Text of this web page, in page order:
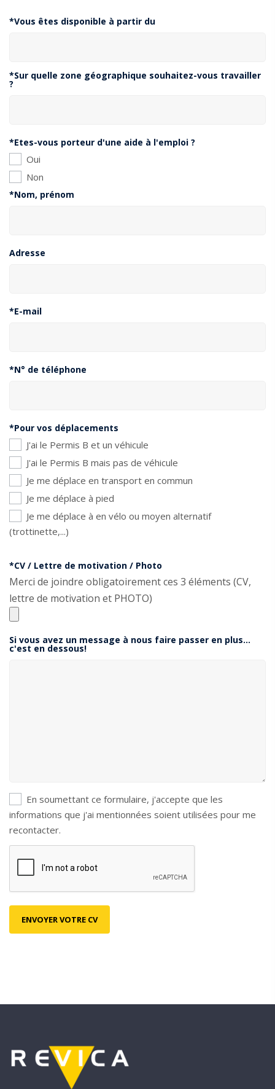
*Vous êtes disponible à partir du
*Sur quelle zone géographique souhaitez-vous travailler
?
*Etes-vous porteur d'une aide à l'emploi ?
Oui
Non
*Nom, prénom
Adresse
*E-mail
*N° de téléphone
*Pour vos déplacements
J'ai le Permis B et un véhicule
J'ai le Permis B mais pas de véhicule
Je me déplace en transport en commun
Je me déplace à pied
Je me déplace à en vélo ou moyen alternatif
(trottinette,...)
*CV / Lettre de motivation / Photo
Merci de joindre obligatoirement ces 3 éléments (CV,
lettre de motivation et PHOTO)
Si vous avez un message à nous faire passer en plus...
c'est en dessous!
En soumettant ce formulaire, j'accepte que les
informations que j'ai mentionnées soient utilisées pour me
recontacter.